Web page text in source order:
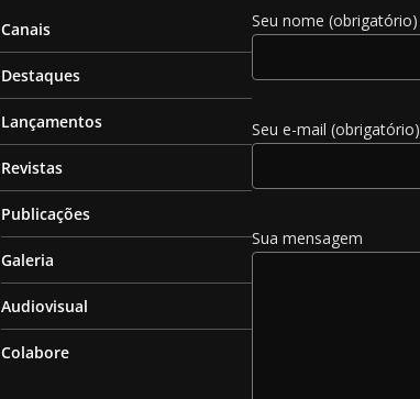
Canais
Destaques
Lançamentos
Revistas
Publicações
Galeria
Audiovisual
Colabore
Seu nome (obrigatório)
Seu e-mail (obrigatório)
Sua mensagem